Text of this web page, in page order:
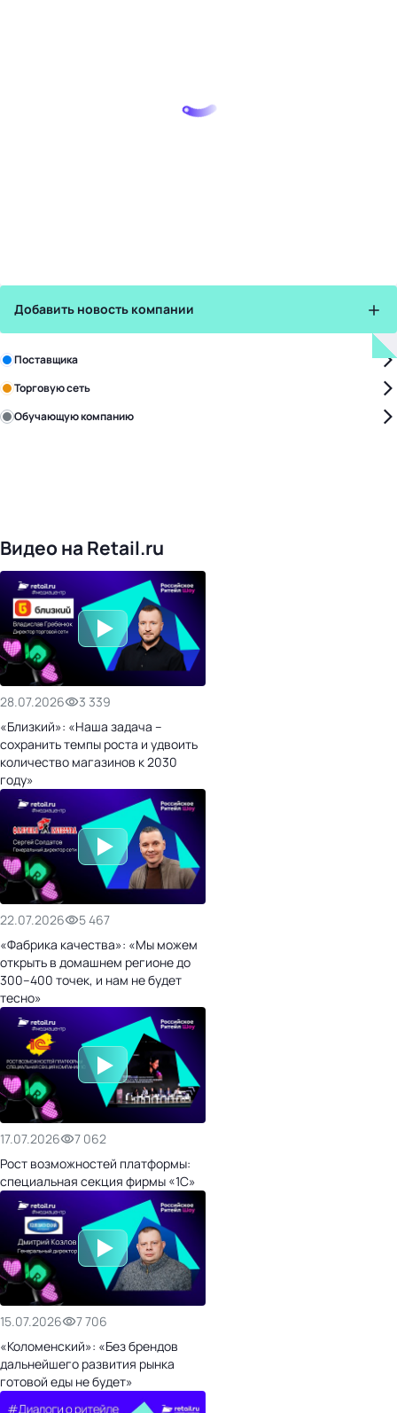
Добавить новость компании
Зарегистрируйте в бизнес-центре:
Поставщика
Торговую сеть
Обучающую компанию
Видео на Retail.ru
28.07.2026
3 339
«Близкий»: «Наша задача –
сохранить темпы роста и удвоить
количество магазинов к 2030
году»
22.07.2026
5 467
«Фабрика качества»: «Мы можем
открыть в домашнем регионе до
300–400 точек, и нам не будет
тесно»
17.07.2026
7 062
Рост возможностей платформы:
специальная секция фирмы «1С»
15.07.2026
7 706
«Коломенский»: «Без брендов
дальнейшего развития рынка
готовой еды не будет»